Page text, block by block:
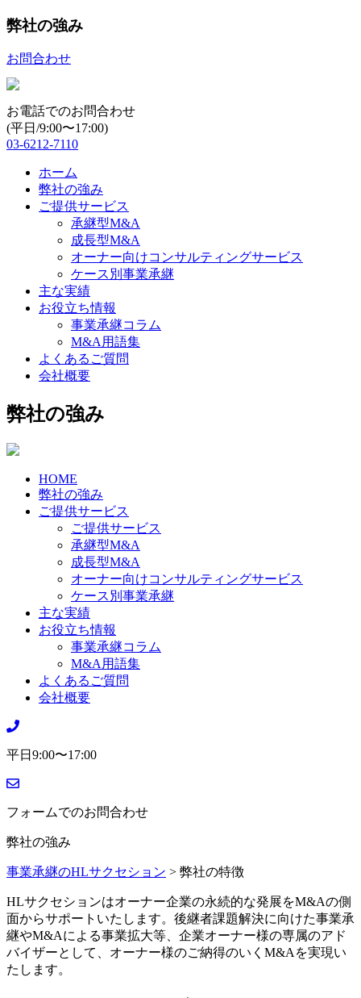
弊社の強み
お問合わせ
お電話でのお問合わせ
(平日/9:00〜17:00)
03-6212-7110
ホーム
弊社の強み
ご提供サービス
承継型M&A
成長型M&A
オーナー向けコンサルティングサービス
ケース別事業承継
主な実績
お役立ち情報
事業承継コラム
M&A用語集
よくあるご質問
会社概要
弊社の強み
HOME
弊社の強み
ご提供サービス
ご提供サービス
承継型M&A
成長型M&A
オーナー向けコンサルティングサービス
ケース別事業承継
主な実績
お役立ち情報
事業承継コラム
M&A用語集
よくあるご質問
会社概要
平日9:00〜17:00
フォームでのお問合わせ
弊社の強み
事業承継のHLサクセション > 弊社の特徴
HLサクセションはオーナー企業の永続的な発展をM&Aの側
面からサポートいたします。後継者課題解決に向けた事業承
継やM&Aによる事業拡大等、企業オーナー様の専属のアド
バイザーとして、オーナー様のご納得のいくM&Aを実現い
たします。